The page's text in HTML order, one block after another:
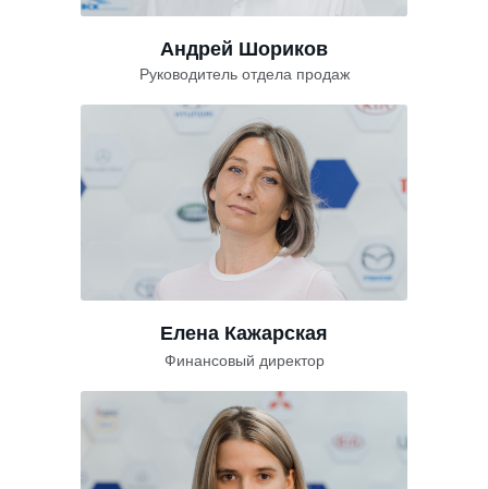
Андрей Шориков
Руководитель отдела продаж
Елена Кажарская
Финансовый директор